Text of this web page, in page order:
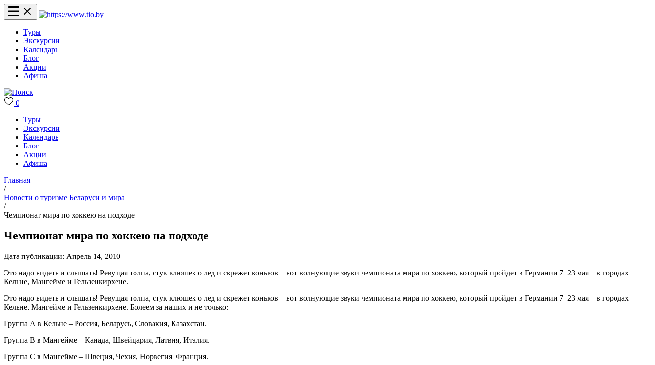
Туры
Экскурсии
Календарь
Блог
Акции
Афиша
0
Туры
Экскурсии
Календарь
Блог
Акции
Афиша
Главная
/
Новости о туризме Беларуси и мира
/
Чемпионат мира по хоккею на подходе
Чемпионат мира по хоккею на подходе
Дата публикации: Апрель 14, 2010
Это надо видеть и слышать! Ревущая толпа, стук клюшек о лед и скрежет коньков – вот волнующие звуки чемпионата мира по хоккею, который пройдет в Германии 7–23 мая – в городах
Кельне, Мангейме и Гельзенкирхене.
Это надо видеть и слышать! Ревущая толпа, стук клюшек о лед и скрежет коньков – вот волнующие звуки чемпионата мира по хоккею, который пройдет в Германии 7–23 мая – в городах
Кельне, Мангейме и Гельзенкирхене. Болеем за наших и не только:
Группа А в Кельне – Россия, Беларусь, Словакия, Казахстан.
Группа В в Мангейме – Канада, Швейцария, Латвия, Италия.
Группа С в Мангейме – Швеция, Чехия, Норвегия, Франция.